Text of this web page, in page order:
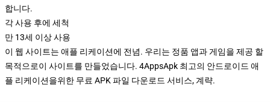
합니다.
각 사용 후에 세척
만 13세 이상 사용
이 웹 사이트는 애플 리케이션에 전념. 우리는 정품 앱과 게임을 제공 할
목적으로이 사이트를 만들었습니다. 4AppsApk 최고의 안드로이드 애
플 리케이션을위한 무료 APK 파일 다운로드 서비스, 계략.